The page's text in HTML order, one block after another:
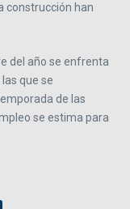
construcción han
del año se enfrenta
que se
de las
se estima para